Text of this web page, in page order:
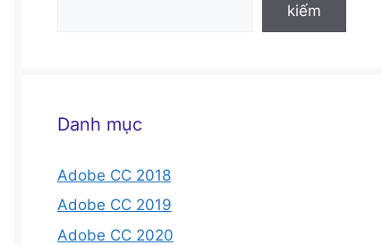
kiếm
Danh mục
Adobe CC 2018
Adobe CC 2019
Adobe CC 2020